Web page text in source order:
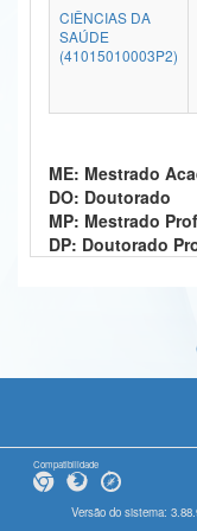
Ministério da Ciência,
Ministério do
Controladoria-Geral da União
CIÊNCIAS DA
SAÚDE
(41015010003P2)
ME: Mestrado
DO: Doutorado
MP: Mestrado
DP: Doutorado
Compatibilidade
Versão do sistema: